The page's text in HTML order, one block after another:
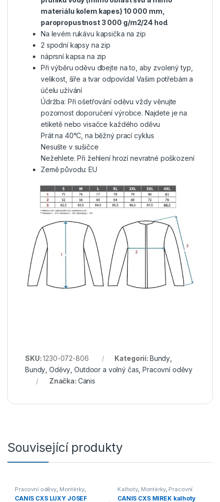
materiálu kolem kapes) 10 000 mm,
paropropustnost 3 000 g/m2/24 hod.
Na levém rukávu kapsička na zip
2 spodní kapsy na zip
náprsní kapsa na zip
Při výběru oděvu dbejte na to, aby zvolený typ,
velikost, šíře a tvar odpovídal Vašim potřebám a
účelu užívání
Údržba: Při ošetřování oděvu vždy věnujte
pozornost doporučení výrobce. Najdete je na
etiketě nebo visačce každého oděvu
Prát na 40°C, na běžný prací cyklus
Nesušte v sušičce
Nežehlete. Při žehlení hrozí nevratné poškození
Země původu: EU
SKU:1230-072-806 Kategorií: Bundy
Bundy ,Oděvy ,Outdoor a volný čas ,Pracovní oděvy
Značka: Canis
Související produkty
Pracovní oděvy, Montérky,
Kalhoty
CANIS CXS LUXY JOSEF
Kalhoty, Montérky, Pracovní
oděvy
CANIS CXS MIREK kalhoty